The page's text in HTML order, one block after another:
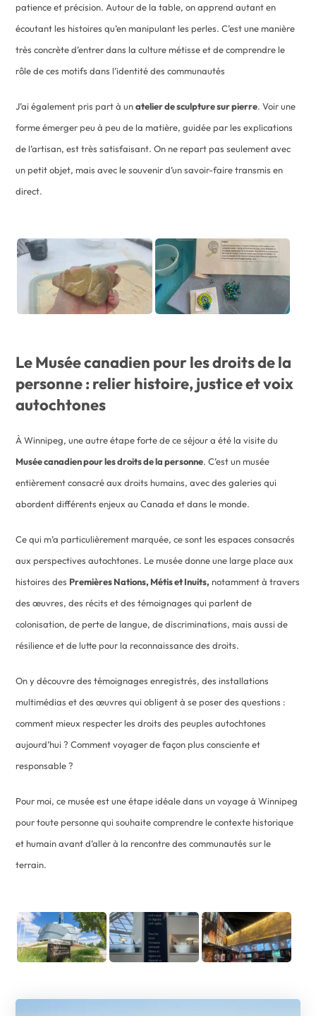
patience et précision. Autour de la table, on apprend autant en
écoutant les histoires qu’en manipulant les perles. C’est une manière
très concrète d’entrer dans la culture métisse et de comprendre le
rôle de ces motifs dans l’identité des communautés
J’ai également pris part à unatelier de sculpture sur pierre. Voir une
forme émerger peu à peu de la matière, guidée par les explications
de l’artisan, est très satisfaisant. On ne repart pas seulement avec
un petit objet, mais avec le souvenir d’un savoir-faire transmis en
direct.
Le Musée canadien pour les droits de la
personne : relier histoire, justice et voix
autochtones
À Winnipeg, une autre étape forte de ce séjour a été la visite du
Musée canadien pour les droits de la personne. C’est un musée
entièrement consacré aux droits humains, avec des galeries qui
abordent différents enjeux au Canada et dans le monde.
Ce qui m’a particulièrement marquée, ce sont les espaces consacrés
aux perspectives autochtones. Le musée donne une large place aux
histoires des Premières Nations, Métis et Inuits, notamment à travers
des œuvres, des récits et des témoignages qui parlent de
colonisation, de perte de langue, de discriminations, mais aussi de
résilience et de lutte pour la reconnaissance des droits.
On y découvre des témoignages enregistrés, des installations
multimédias et des œuvres qui obligent à se poser des questions :
comment mieux respecter les droits des peuples autochtones
aujourd’hui ? Comment voyager de façon plus consciente et
responsable ?
Pour moi, ce musée est une étape idéale dans un voyage à Winnipeg
pour toute personne qui souhaite comprendre le contexte historique
et humain avant d’aller à la rencontre des communautés sur le
terrain.